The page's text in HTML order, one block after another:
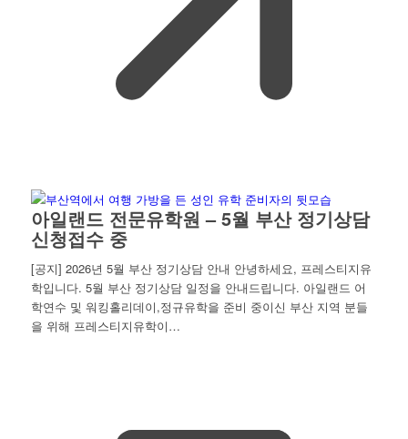
아일랜드 전문유학원 – 5월 부산 정기상담
신청접수 중
[공지] 2026년 5월 부산 정기상담 안내 안녕하세요, 프레스티지유
학입니다. 5월 부산 정기상담 일정을 안내드립니다. 아일랜드 어
학연수 및 워킹홀리데이,정규유학을 준비 중이신 부산 지역 분들
을 위해 프레스티지유학이…